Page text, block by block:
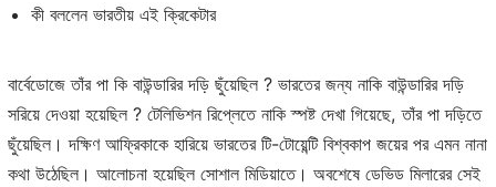
কী বললেন ভারতীয় এই ক্রিকেটার
বার্বেডোজে তাঁর পা কি বাউন্ডারির দড়ি ছুঁয়েছিল ? ভারতের জন্য নাকি বাউন্ডারির দড়ি
সরিয়ে দেওয়া হয়েছিল ? টেলিভিশন রিপ্লেতে নাকি স্পষ্ট দেখা গিয়েছে, তাঁর পা দড়িতে
ছুঁয়েছিল। দক্ষিণ আফ্রিকাকে হারিয়ে ভারতের টি-টোয়েন্টি বিশ্বকাপ জয়ের পর এমন নানা
কথা উঠেছিল। আলোচনা হয়েছিল সোশাল মিডিয়াতে। অবশেষে ডেভিড মিলারের সেই